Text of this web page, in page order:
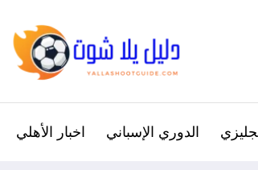
الدوري الإسباني اخبار الأهلي